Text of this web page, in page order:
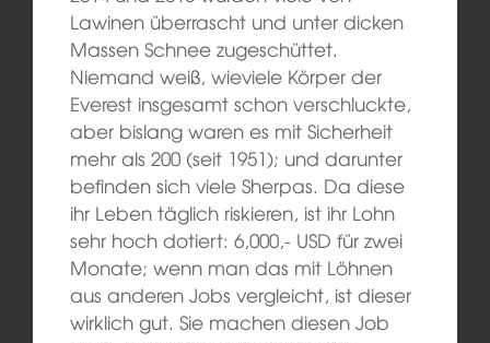
Lawinen überrascht und unter dicken
Massen Schnee zugeschüttet.
Niemand weiß, wieviele Körper der
Everest insgesamt schon verschluckte,
aber bislang waren es mit Sicherheit
mehr als 200 (seit 1951); und darunter
befinden sich viele Sherpas. Da diese
ihr Leben täglich riskieren, ist ihr Lohn
sehr hoch dotiert: 6,000,- USD für zwei
Monate; wenn man das mit Löhnen
aus anderen Jobs vergleicht, ist dieser
wirklich gut. Sie machen diesen Job